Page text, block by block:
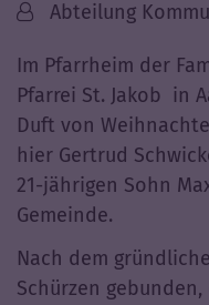
Von:Abteilung
Im Pfarrheim der
Pfarrei St. Jakob in
Duft von
hier Gertrud
21-jährigen Sohn
Gemeinde.
Nach dem
Schürzen